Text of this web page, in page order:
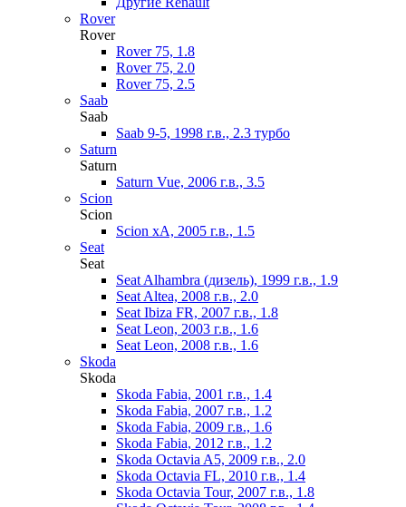
Rover
Rover
Rover 75, 1.8
Rover 75, 2.0
Rover 75, 2.5
Saab
Saab
Saab 9-5, 1998 г.в., 2.3 турбо
Saturn
Saturn
Saturn Vue, 2006 г.в., 3.5
Scion
Scion
Scion xA, 2005 г.в., 1.5
Seat
Seat
Seat Alhambra (дизель), 1999 г.в., 1.9
Seat Altea, 2008 г.в., 2.0
Seat Ibiza FR, 2007 г.в., 1.8
Seat Leon, 2003 г.в., 1.6
Seat Leon, 2008 г.в., 1.6
Skoda
Skoda
Skoda Fabia, 2001 г.в., 1.4
Skoda Fabia, 2007 г.в., 1.2
Skoda Fabia, 2009 г.в., 1.6
Skoda Fabia, 2012 г.в., 1.2
Skoda Octavia A5, 2009 г.в., 2.0
Skoda Octavia FL, 2010 г.в., 1.4
Skoda Octavia Tour, 2007 г.в., 1.8